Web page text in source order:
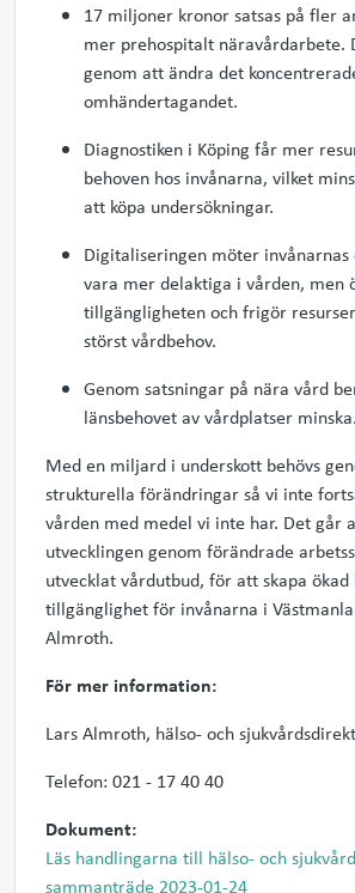
17 miljoner kronor satsas på fler
mer prehospitalt
genom att ändra det
omhändertagandet.
Diagnostiken i Köping får mer
behoven hos invånarna, vilket
att köpa undersökningar.
Digitaliseringen möter invånarnas
vara mer delaktiga i vården, men
tillgängligheten och frigör
störst vårdbehov.
Genom satsningar på nära vård
länsbehovet av vårdplatser minska.
Med en miljard i underskott behövs
strukturella förändringar så vi inte
vården med medel vi inte har. Det går
utvecklingen genom förändrade
utvecklat vårdutbud, för att skapa
tillgänglighet för invånarna i
Almroth.
För mer information:
Lars Almroth, hälso- och
Telefon: 021 - 17 40 40
Dokument:
Läs handlingarna till hälso- och
sammanträde 2023-01-24